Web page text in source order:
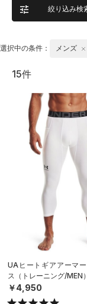
絞り込み検
選択中の条件： メンズ
15件
UAヒートギアアーマ
ス（トレーニング/MEN）
￥4,950